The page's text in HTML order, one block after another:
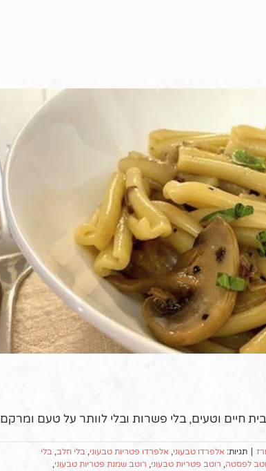
חיים וטעים, בלי פשרות ובלי לוותר על טעם ומרקם
תגיות: אלפרדו טבעוני, אלפרדו פטריות טבעוני, בלי חלב, בלי
לפסטה, רוטב פטריות טבעוני, רוטב שמנת פטריות טבעוני,